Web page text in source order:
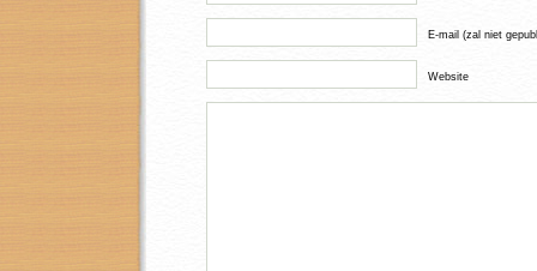
E-mail (zal niet
Website